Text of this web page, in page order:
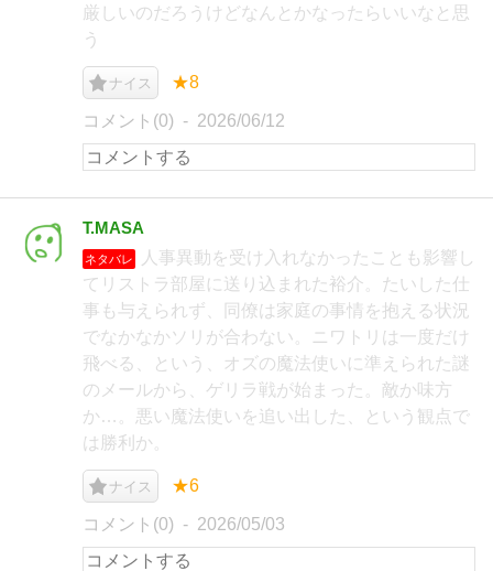
厳しいのだろうけどなんとかなったらいいなと思
う
ナイス ★8
コメント(0) 2026/06/12
T.MASA
ネタバレ
人事異動を受け入れなかったことも影響し
てリストラ部屋に送り込まれた裕介。たいした仕
事も与えられず、同僚は家庭の事情を抱える状況
でなかなかソリが合わない。ニワトリは一度だけ
飛べる、という、オズの魔法使いに準えられた謎
のメールから、ゲリラ戦が始まった。敵か味方
か…。悪い魔法使いを追い出した、という観点で
は勝利か。
ナイス ★6
コメント(0) 2026/05/03